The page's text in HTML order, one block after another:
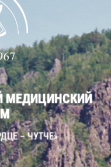
МЕДИЦИНСКИЙ
– ЧУТЧЕ»